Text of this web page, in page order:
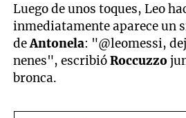
Luego de unos toques, Leo
inmediatamente aparece un
deAntonela: "@leomessi,
nenes", escribióRoccuzzo
bronca.